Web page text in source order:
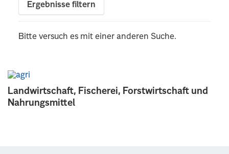
Landwirtschaft, Fischerei, Forstwirtschaft und
Nahrungsmittel
Ergebnisse filtern
Bitte versuch es mit einer anderen Suche.